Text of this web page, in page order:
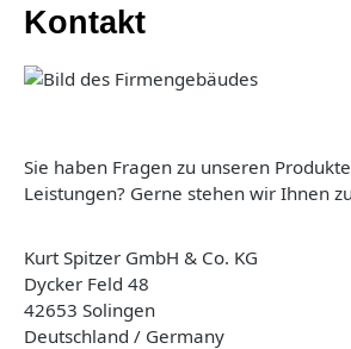
Kontakt
Sie haben Fragen zu unseren
Leistungen? Gerne stehen wir Ihnen
Kurt Spitzer GmbH & Co. KG
Dycker Feld 48
42653 Solingen
Deutschland / Germany